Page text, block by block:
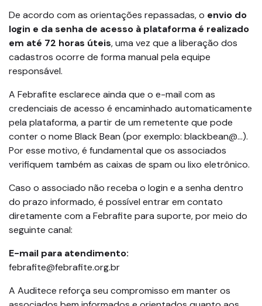
De acordo com as orientações repassadas, o envio do
login e da senha de acesso à plataforma é realizado
em até 72 horas úteis, uma vez que a liberação dos
cadastros ocorre de forma manual pela equipe
responsável.
A Febrafite esclarece ainda que o e-mail com as
credenciais de acesso é encaminhado automaticamente
pela plataforma, a partir de um remetente que pode
conter o nome Black Bean (por exemplo: blackbean@…).
Por esse motivo, é fundamental que os associados
verifiquem também as caixas de spam ou lixo eletrônico.
Caso o associado não receba o login e a senha dentro
do prazo informado, é possível entrar em contato
diretamente com a Febrafite para suporte, por meio do
seguinte canal:
E-mail para atendimento:
febrafite@febrafite.org.br
A Auditece reforça seu compromisso em manter os